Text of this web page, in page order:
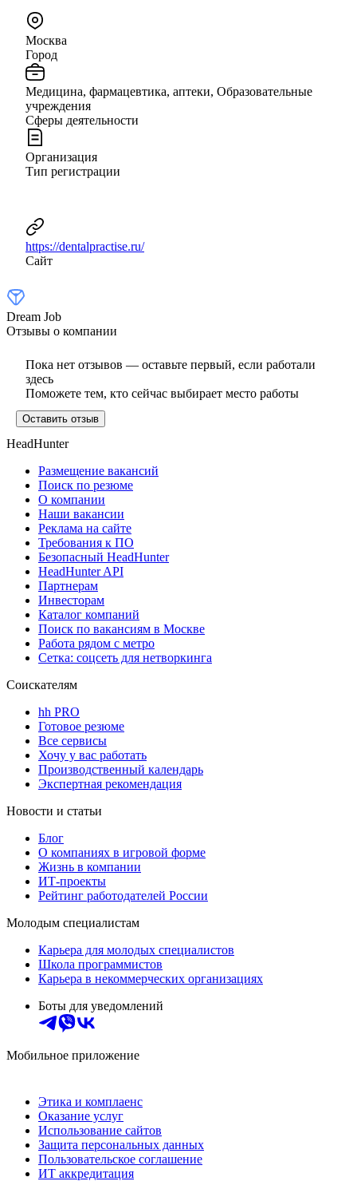
Москва
Город
Медицина, фармацевтика, аптеки, Образовательные
учреждения
Сферы деятельности
Организация
Тип регистрации
https://dentalpractise.ru/
Сайт
Dream Job
Отзывы о компании
Пока нет отзывов — оставьте первый, если работали
здесь
Поможете тем, кто сейчас выбирает место работы
Оставить отзыв
HeadHunter
Размещение вакансий
Поиск по резюме
О компании
Наши вакансии
Реклама на сайте
Требования к ПО
Безопасный HeadHunter
HeadHunter API
Партнерам
Инвесторам
Каталог компаний
Поиск по вакансиям в Москве
Работа рядом с метро
Сетка: соцсеть для нетворкинга
Соискателям
hh PRO
Готовое резюме
Все сервисы
Хочу у вас работать
Производственный календарь
Экспертная рекомендация
Новости и статьи
Блог
О компаниях в игровой форме
Жизнь в компании
ИТ-проекты
Рейтинг работодателей России
Молодым специалистам
Карьера для молодых специалистов
Школа программистов
Карьера в некоммерческих организациях
Боты для уведомлений
Мобильное приложение
Этика и комплаенс
Оказание услуг
Использование сайтов
Защита персональных данных
Пользовательское соглашение
ИТ аккредитация